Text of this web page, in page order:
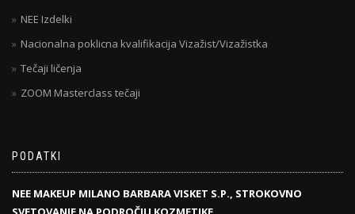
NEE Izdelki
Nacionalna poklicna kvalifikacija Vizažist/Vizažistka
Tečaji ličenja
ZOOM Masterclass tečaji
PODATKI
NEE MAKEUP MILANO BARBARA VISKET S.P., STROKOVNO